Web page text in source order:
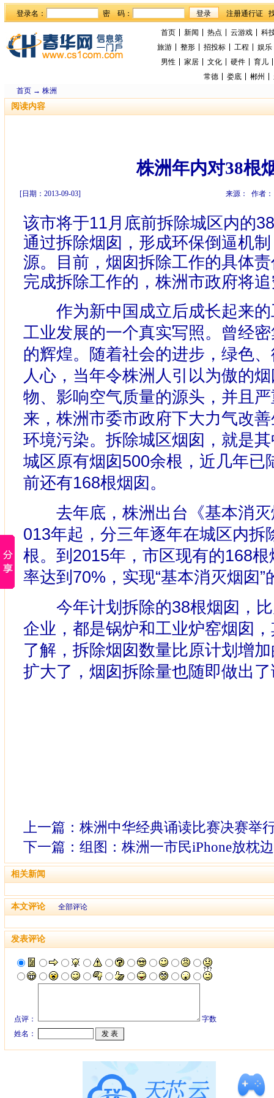
登录名： 密 码：
首页 新闻 热点 云游戏
科
旅游
整形 招投标 工程
娱乐
男性
家居 文化 硬件
育儿
常德
娄底 郴州
首页→ 株洲
阅读内容
株洲年内对38根
[日期：2013-09-03] 来源： 作者：
该市将于11月底前拆除城区内的
通过拆除烟囱，形成环保倒逼机
源。目前，烟囱拆除工作的具体
完成拆除工作的，株洲市政府将
作为新中国成立后成长起来的
工业发展的一个真实写照。曾经
的辉煌。随着社会的进步，绿色
人心，当年令株洲人引以为傲的
物、影响空气质量的源头，并且
来，株洲市委市政府下大力气改
环境污染。拆除城区烟囱，就是
城区原有烟囱500余根，近几年已
前还有168根烟囱。
去年底，株洲出台《基本消灭
013年起，分三年逐年在城区内拆
根。到2015年，市区现有的168
率达到70%，实现“基本消灭烟囱”
今年计划拆除的38根烟囱，比
企业，都是锅炉和工业炉窑烟囱
了解，拆除烟囱数量比原计划增
扩大了，烟囱拆除量也随即做出
上一篇： 株洲中华经典诵读比赛决赛举
下一篇： 组图：株洲一市民iPhone放枕
相关新闻
本文评论 全部评论
发表评论
点评：
字数
姓名：